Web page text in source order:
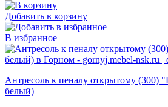
Добавить в корзину
В избранное
Антресоль к пеналу открытому (300)
белый)